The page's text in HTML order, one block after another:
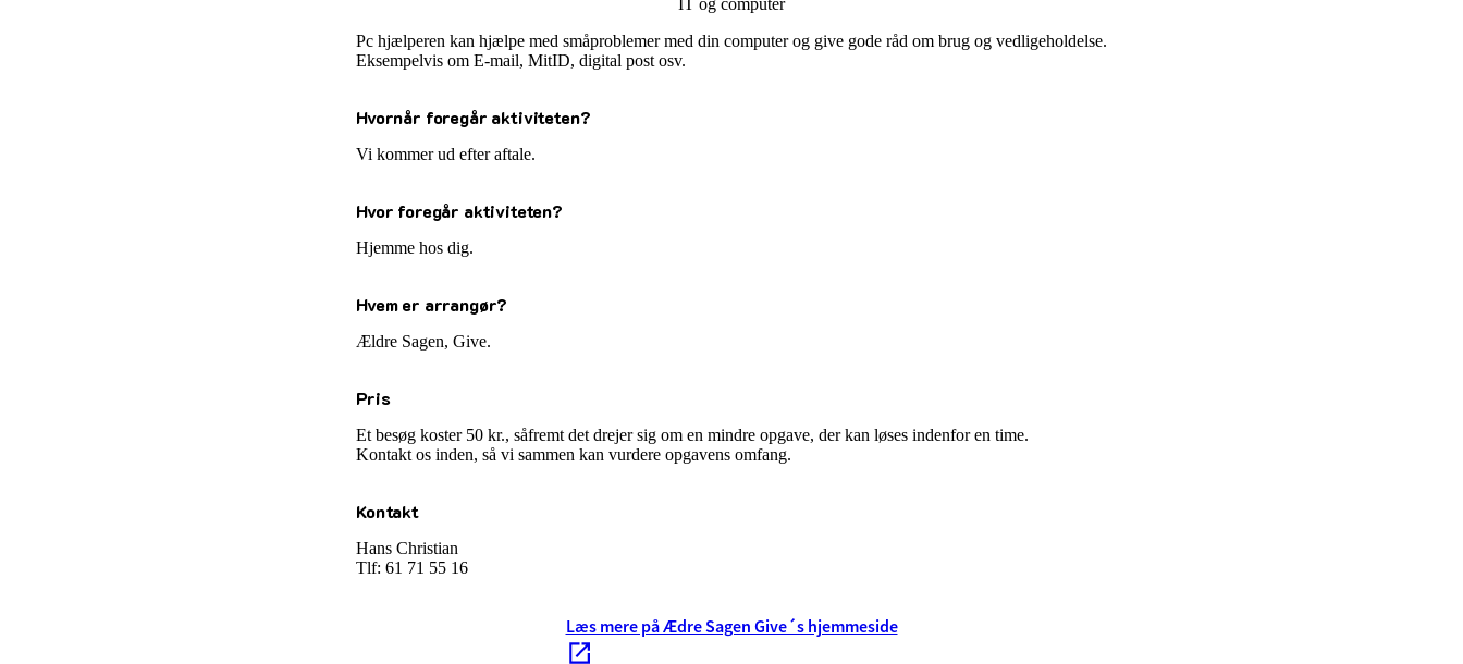
IT og computer
Pc hjælperen kan hjælpe med småproblemer med din computer og give gode råd om brug og vedligeholdelse.
Eksempelvis om E-mail, MitID, digital post osv.
Hvornår foregår aktiviteten?
Vi kommer ud efter aftale.
Hvor foregår aktiviteten?
Hjemme hos dig.
Hvem er arrangør?
Ældre Sagen, Give.
Pris
Et besøg koster 50 kr., såfremt det drejer sig om en mindre opgave, der kan løses indenfor en time.
Kontakt os inden, så vi sammen kan vurdere opgavens omfang.
Kontakt
Hans Christian
Tlf: 61 71 55 16
Læs mere på Ædre Sagen Give´s hjemmeside